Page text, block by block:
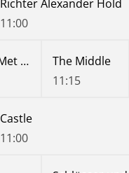
Richter Alexander Hold
11:00
How I Met Your Mother
The Middle
11:15
Castle
11:00